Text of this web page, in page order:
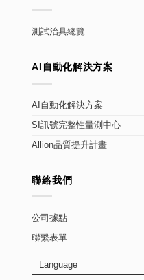
測試治具總覽
AI自動化解決方案
AI自動化解決方案
SI訊號完整性量測中心
Allion品質提升計畫
聯絡我們
公司據點
聯繫表單
Language